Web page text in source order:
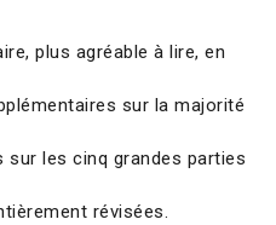
plus agréable à lire, en
sur la majorité
sur les cinq grandes parties
révisées.